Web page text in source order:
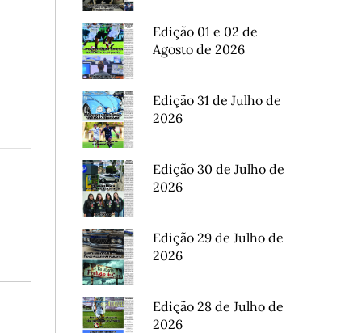
Edição 01 e 02 de
Agosto de 2026
Edição 31 de Julho de
2026
Edição 30 de Julho de
2026
Edição 29 de Julho de
2026
Edição 28 de Julho de
2026